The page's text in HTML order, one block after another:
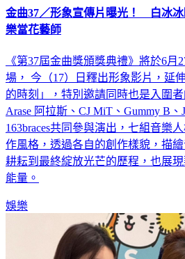
金曲37／形象宣傳片曝光！ 白冰冰
樂當花藝師
《第37屆金曲獎頒獎典禮》將於6
場， 今（17）日釋出形象影片，延
的時刻」，特別邀請同時也是入圍
Arase 阿拉斯、CJ MiT、Gummy B、
163braces共同參與演出，七組音樂
作風格，透過各自的創作樣貌，描
耕耘到最終綻放光芒的歷程，也展
能量。
娛樂